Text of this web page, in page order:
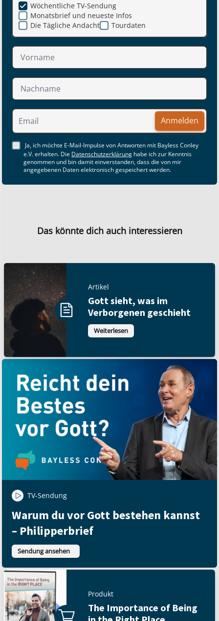
Monatsbrief und neueste Infos
Die Tägliche Andacht
Wöchentliche TV-Sendung
Tourdaten
Anmelden
Ja, ich möchte E-Mail-Impulse von Antworten mit Bayless Conley
e.V. erhalten. Die Datenschutzerklärung habe ich zur Kenntnis
genommen und bin damit einverstanden, dass die von mir
angegebenen Daten elektronisch gespeichert werden.
Das könnte dich auch interessieren
Artikel
Gott sieht, was im
Verborgenen geschieht
Weiterlesen
TV-Sendung
Warum du vor Gott bestehen kannst
– Philipperbrief
Sendung ansehen
Produkt
The Importance of Being